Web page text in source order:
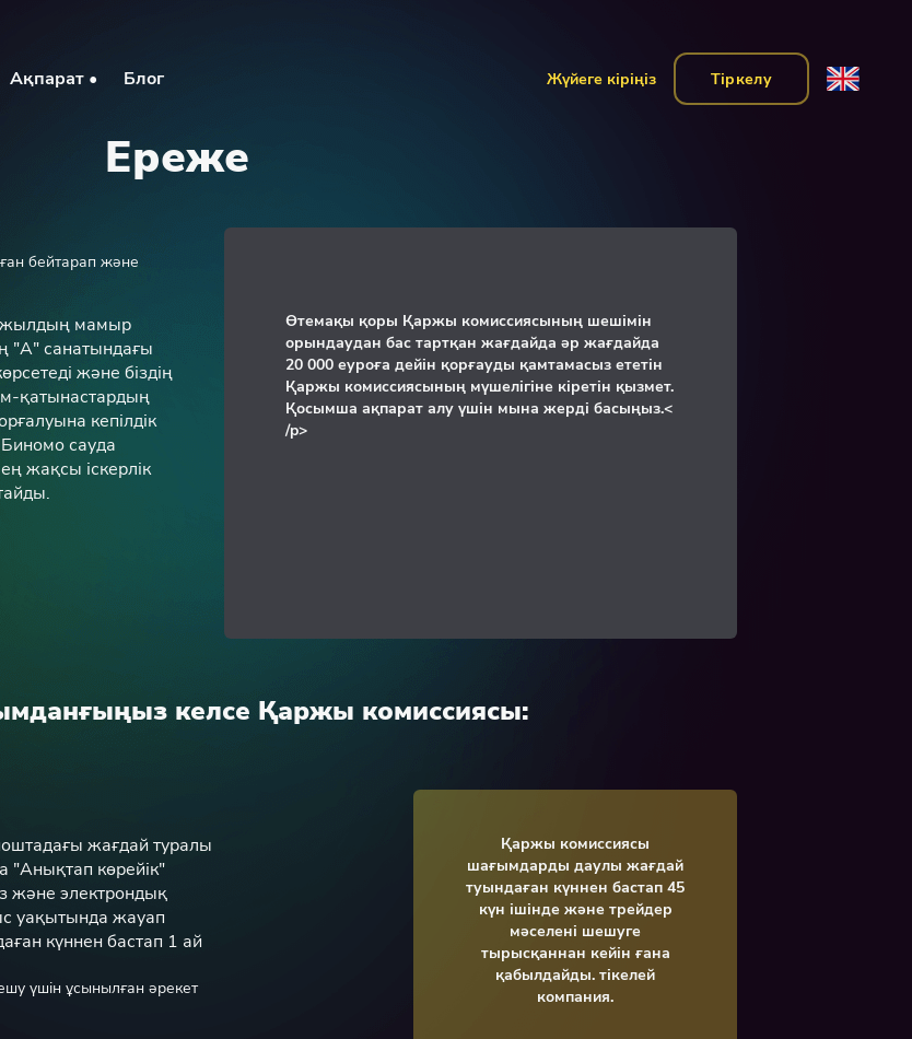
Ақпарат • Блог Жүйеге кіріңіз Тіркелу
Ереже
бейтарап және
жылдың мамыр
"А" санатындағы
және біздің
қатынастардың
кепілдік
сауда
жақсы іскерлік
Өтемақы қоры Қаржы комиссиясының шешімін
орындаудан бас тартқан жағдайда әр жағдайда
20 000 еуроға дейін қорғауды қамтамасыз ететін
Қаржы комиссиясының мүшелігіне кіретін қызмет.
Қосымша ақпарат алу үшін мына жерді басыңыз.<
/p>
келсе Қаржы комиссиясы:
жағдай туралы
"Анықтап көрейік"
және электрондық
уақытында жауап
күннен бастап 1 ай
үшін ұсынылған әрекет
Қаржы комиссиясы
шағымдарды даулы жағдай
туындаған күннен бастап 45
күн ішінде және трейдер
мәселені шешуге
тырысқаннан кейін ғана
қабылдайды. тікелей
компания.